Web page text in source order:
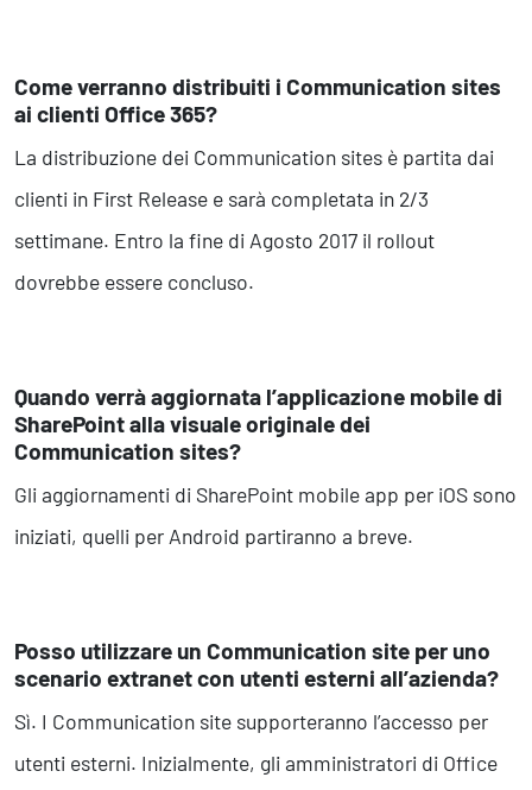
Come verranno distribuiti i Communication sites
ai clienti Office 365?
La distribuzione dei Communication sites è partita dai
clienti in First Release e sarà completata in 2/3
settimane. Entro la fine di Agosto 2017 il rollout
dovrebbe essere concluso.
Quando verrà aggiornata l’applicazione mobile di
SharePoint alla visuale originale dei
Communication sites?
Gli aggiornamenti di SharePoint mobile app per iOS sono
iniziati, quelli per Android partiranno a breve.
Posso utilizzare un Communication site per uno
scenario extranet con utenti esterni all’azienda?
Sì. I Communication site supporteranno l’accesso per
utenti esterni. Inizialmente, gli amministratori di Office